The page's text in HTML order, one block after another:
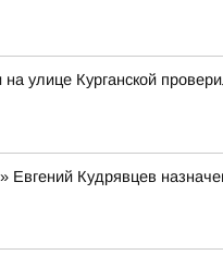
улице Курганской
Евгений Кудрявцев